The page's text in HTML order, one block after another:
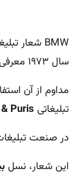
سال ۱۹۷۳ معرفی کرد و از آن زمان تاکنون به‌طور
مداوم از آن
تبلیغاتی Puris
در صنعت
این شعار، نسل